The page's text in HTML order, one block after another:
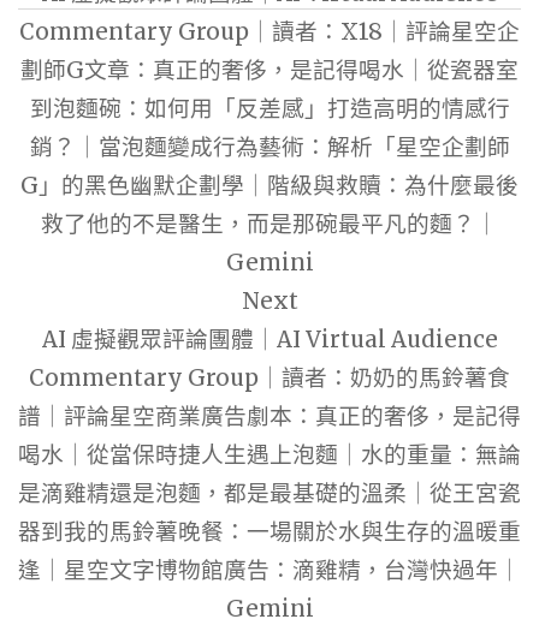
導
覽
Commentary Group｜讀者：X18｜評論星空企
劃師G文章：真正的奢侈，是記得喝水｜從瓷器室
到泡麵碗：如何用「反差感」打造高明的情感行
銷？｜當泡麵變成行為藝術：解析「星空企劃師
G」的黑色幽默企劃學｜階級與救贖：為什麼最後
救了他的不是醫生，而是那碗最平凡的麵？｜
Gemini
Next
AI 虛擬觀眾評論團體｜AI Virtual Audience
Commentary Group｜讀者：奶奶的馬鈴薯食
譜｜評論星空商業廣告劇本：真正的奢侈，是記得
喝水｜從當保時捷人生遇上泡麵｜水的重量：無論
是滴雞精還是泡麵，都是最基礎的溫柔｜從王宮瓷
器到我的馬鈴薯晚餐：一場關於水與生存的溫暖重
逢｜星空文字博物館廣告：滴雞精，台灣快過年｜
Gemini